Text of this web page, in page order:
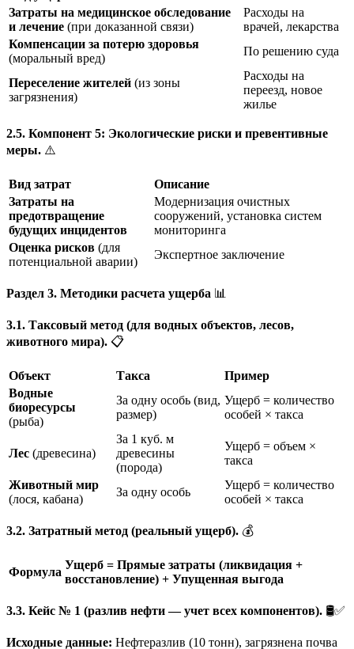
Затраты на медицинское обследование
и лечение (при доказанной связи)
Расходы на
врачей, лекарства
Компенсации за потерю здоровья
(моральный вред)
По решению суда
Переселение жителей (из зоны
загрязнения)
Расходы на
переезд, новое
жилье
2.5. Компонент 5: Экологические риски и превентивные
меры. ⚠️
Вид затрат
Описание
Затраты на
предотвращение
будущих инцидентов
Модернизация очистных
сооружений, установка систем
мониторинга
Оценка рисков (для
потенциальной аварии)
Экспертное заключение
Раздел 3. Методики расчета ущерба 📊
3.1. Таксовый метод (для водных объектов, лесов,
животного мира). 📋
Объект Такса
Пример
Водные
биоресурсы
(рыба)
За одну особь (вид,
размер)
Ущерб = количество
особей × такса
Лес (древесина)
За 1 куб. м
древесины
(порода)
Ущерб = объем ×
такса
Животный мир
(лося, кабана)
За одну особь
Ущерб = количество
особей × такса
3.2. Затратный метод (реальный ущерб). 💰
Формула
Ущерб = Прямые затраты (ликвидация +
восстановление) + Упущенная выгода
3.3. Кейс № 1 (разлив нефти — учет всех компонентов). 🛢️✅
Исходные данные: Нефтеразлив (10 тонн), загрязнена почва